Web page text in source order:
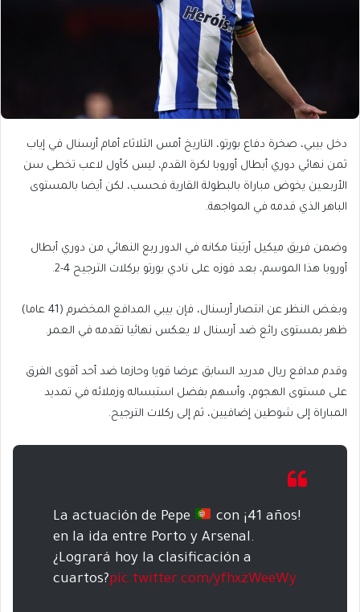
دخل بيبي، صخرة دفاع بورتو، التاريخ أمس الثلاثاء أمام أرسنال في إياب
ثمن نهائي دوري أبطال أوروبا لكرة القدم، ليس كأول لاعب تخطى سن
الأربعين يخوض مباراة بالبطولة القارية فحسب، لكن أيضا بالمستوى
الباهر الذي قدمه في المواجهة.
وضمن فريق ميكيل أرتيتا مكانه في الدور ربع النهائي من دوري أبطال
أوروبا هذا الموسم، بعد فوزه على نادي بورتو بركلات الترجيح 4-2.
وبغض النظر عن انتصار أرسنال، فإن بيبي المدافع المخضرم (41 عاما)
ظهر بمستوى رائع ضد أرسنال لا يعكس نهائيا تقدمه في العمر.
وقدم مدافع ريال مدريد السابق عرضا قويا وحازما ضد أحد أقوى الفرق
على مستوى الهجوم، وأسهم بفضل استبساله وزملائه في تمديد
المباراة إلى شوطين إضافيين، ثم إلى ركلات الترجيح.
La actuación de Pepe
con ¡41 años!
en la ida entre Porto y Arsenal.
¿Logrará hoy la clasificación a
cuartos? pic.twitter.com/yfhxzWeeWy